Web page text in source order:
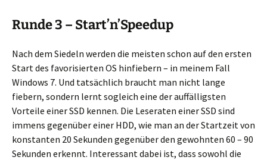
Runde 3 – Start’n’Speedup
Nach dem Siedeln werden die meisten schon auf den ersten
Start des favorisierten OS hinfiebern – in meinem Fall
Windows 7. Und tatsächlich braucht man nicht lange
fiebern, sondern lernt sogleich eine der auffälligsten
Vorteile einer SSD kennen. Die Leseraten einer SSD sind
immens gegenüber einer HDD, wie man an der Startzeit von
konstanten 20 Sekunden gegenüber den gewohnten 60 – 90
Sekunden erkennt. Interessant dabei ist, dass sowohl die